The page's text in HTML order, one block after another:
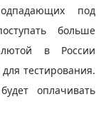
под
больше
в России
тестирования.
оплачивать